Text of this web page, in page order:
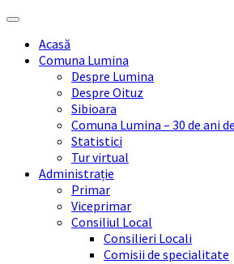
Skip
content
Skip
sidebar
Skip
right
sidebar
Skip
footerAcasă
Comuna Lumina
Despre Lumina
Despre Oituz
Sibioara
Comuna Lumina – 30 de ani
Statistici
Tur virtual
Administrație
Primar
Viceprimar
Consiliul Local
Consilieri Locali
Comisii de specialitate